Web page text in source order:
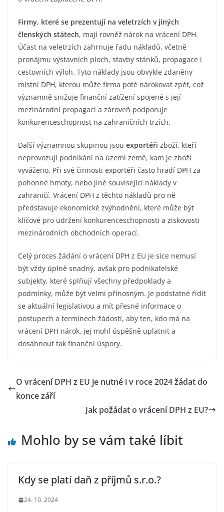
Firmy, které se prezentují na veletrzích v jiných
členských státech, mají rovněž nárok na vrácení DPH.
Účast na veletrzích zahrnuje řadu nákladů, včetně
pronájmu výstavních ploch, stavby stánků, propagace i
cestovních výloh. Tyto náklady jsou obvykle zdaněny
místní DPH, kterou může firma poté nárokovat zpět, což
významně snižuje finanční zatížení spojené s její
mezinárodní propagací a zároveň podporuje
konkurenceschopnost na zahraničních trzích.
Další významnou skupinou jsou exportéři zboží, kteří
neprovozují podnikání na území země, kam je zboží
vyváženo. Při své činnosti exportéři často hradí DPH za
pohonné hmoty, nebo jiné související náklady v
zahraničí. Vrácení DPH z těchto nákladů pro ně
představuje ekonomické zvýhodnění, které může být
klíčové pro udržení konkurenceschopnosti a ziskovosti
mezinárodních obchodních operací.
Celý proces žádání o vrácení DPH z EU je sice nemusí
být vždy úplně snadný, avšak pro podnikatelské
subjekty, které splňují všechny předpoklady a
podmínky, může být velmi přínosným. Je podstatné řídit
se aktuální legislativou a mít přesné informace o
postupech a termínech žádostí, aby ten, kdo má na
vrácení DPH nárok, jej mohl úspěšně uplatnit a
dosáhnout tak finanční úspory.
O vrácení DPH z EU je nutné i v roce 2024 žádat do
konce září
Jak požádat o vrácení DPH z EU?
Mohlo by se vám také líbit
Kdy se platí daň z příjmů s.r.o.?
24. 10. 2024